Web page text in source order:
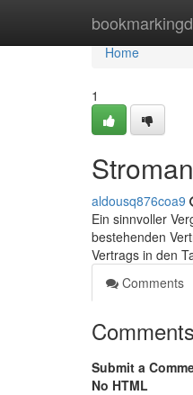
Home
Home
1
aldousq876coa9
Ein sinnvoller
bestehenden
Vertrags in den
Comments
Comments
Submit a
No HTML